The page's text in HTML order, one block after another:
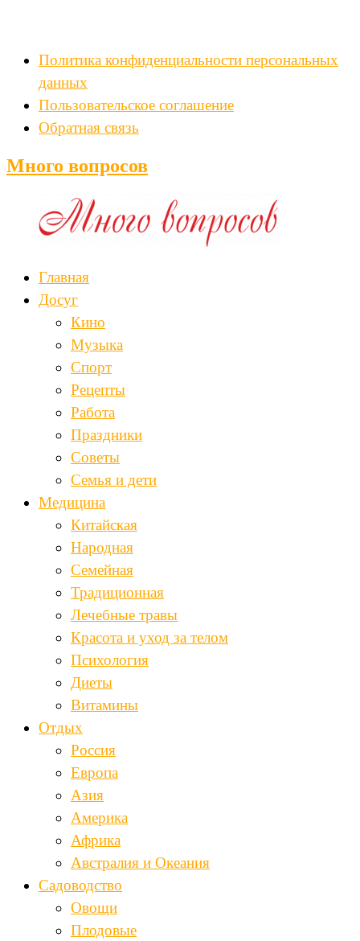
Политика конфиденциальности персональных
данных
Пользовательское соглашение
Обратная связь
Много вопросов
Главная
Досуг
Кино
Музыка
Спорт
Рецепты
Работа
Праздники
Советы
Семья и дети
Медицина
Китайская
Народная
Семейная
Традиционная
Лечебные травы
Красота и уход за телом
Психология
Диеты
Витамины
Отдых
Россия
Европа
Азия
Америка
Африка
Австралия и Океания
Садоводство
Овощи
Плодовые